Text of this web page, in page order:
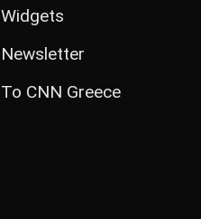
Widgets
Newsletter
Το CNN Greece